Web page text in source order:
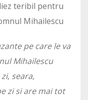
teribil pentru
Mihailescu
pe care le va
Mihailescu
seara,
zi si are mai tot